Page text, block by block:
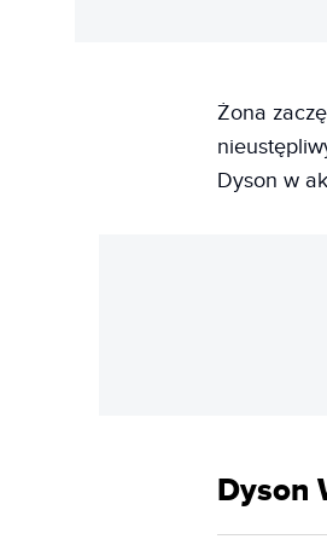
Żona
Dyson w
Dyson